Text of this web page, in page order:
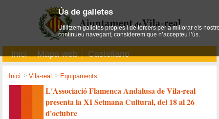
Inici Mapa web Castellano
Inici ->Vila-real -> Equipaments
L'Associació Flamenca Andalusa de Vila-real
presenta la XI Setmana Cultural, del 18 al 26
d'octubre
Ús de galletes
Utilitzem galletes pròpies i de tercers per a millorar els
continueu navegant, considerem que n’accepteu l’ús.